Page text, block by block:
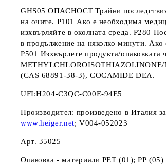
GHS05ОПАСНОСТ Трайни
на очите. P101 Ако е необходима
изхвърляйте в околната среда. P280
в продължение на няколко минути.
P501 Изхвърлете продукта/
METHYLCHLOROISOTHIAZOLINONE/
(CAS 68891-38-3), COCAMIDE DEA.
UFI:H204-C3QC-C00E-94E5
Производител: произведено в Италия
www.heiger.net; V004-052023
Арт. 35025
Опаковка - материали PET (01);PP (05)